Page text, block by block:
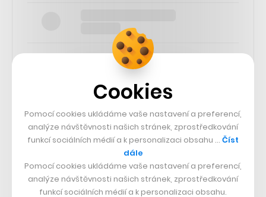
73k
25k
Cookies
Pomocí cookies ukládáme vaše nastavení a preferencí,
analýze návštěvnosti našich stránek, zprostředkování
funkcí sociálních médií a k personalizaci obsahu … Číst
dále
Pomocí cookies ukládáme vaše nastavení a preferencí,
analýze návštěvnosti našich stránek, zprostředkování
funkcí sociálních médií a k personalizaci obsahu.